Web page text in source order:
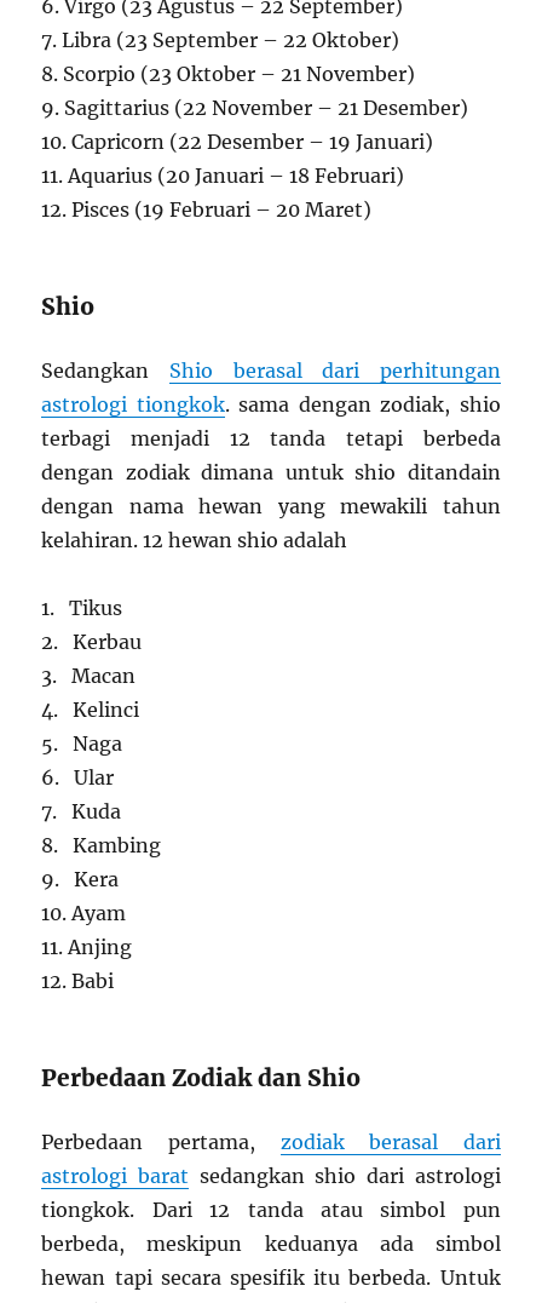
6. Virgo (23 Agustus – 22 September)
7. Libra (23 September – 22 Oktober)
8. Scorpio (23 Oktober – 21 November)
9. Sagittarius (22 November – 21 Desember)
10. Capricorn (22 Desember – 19 Januari)
11. Aquarius (20 Januari – 18 Februari)
12. Pisces (19 Februari – 20 Maret)
Shio
Sedangkan Shio berasal dari perhitungan
astrologi tiongkok. sama dengan zodiak, shio
terbagi menjadi 12 tanda tetapi berbeda
dengan zodiak dimana untuk shio ditandain
dengan nama hewan yang mewakili tahun
kelahiran. 12 hewan shio adalah
1. Tikus
2. Kerbau
3. Macan
4. Kelinci
5. Naga
6. Ular
7. Kuda
8. Kambing
9. Kera
10. Ayam
11. Anjing
12. Babi
Perbedaan Zodiak dan Shio
Perbedaan pertama, zodiak berasal dari
astrologi barat sedangkan shio dari astrologi
tiongkok. Dari 12 tanda atau simbol pun
berbeda, meskipun keduanya ada simbol
hewan tapi secara spesifik itu berbeda. Untuk